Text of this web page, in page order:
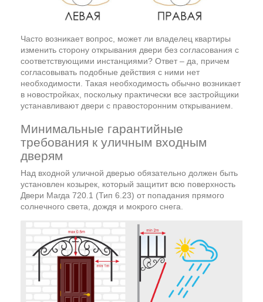
Часто возникает вопрос, может ли владелец квартиры
изменить сторону открывания двери без согласования с
соответствующими инстанциями? Ответ – да, причем
согласовывать подобные действия с ними нет
необходимости. Такая необходимость обычно возникает
в новостройках, поскольку практически все застройщики
устанавливают двери с правосторонним открыванием.
Минимальные гарантийные
требования к уличным входным
дверям
Над входной уличной дверью обязательно должен быть
установлен козырек, который защитит всю поверхность
Двери Магда 720.1 (Тип 6.23) от попадания прямого
солнечного света, дождя и мокрого снега.